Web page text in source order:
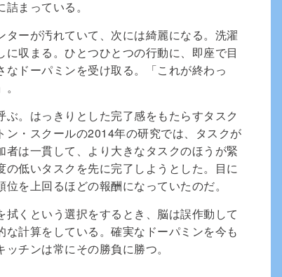
まっている。
ーが汚れていて、次には綺麗になる。洗濯
収まる。ひとつひとつの行動に、即座で目
ドーパミンを受け取る。「これが終わっ
。はっきりとした完了感をもたらすタスク
・スクールの2014年の研究では、タスクが
は一貫して、より大きなタスクのほうが緊
低いタスクを先に完了しようとした。目に
を上回るほどの報酬になっていたのだ。
くという選択をするとき、脳は誤作動して
計算をしている。確実なドーパミンを今も
チンは常にその勝負に勝つ。